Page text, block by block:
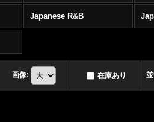
Japanese R&B
画像: 在庫あり